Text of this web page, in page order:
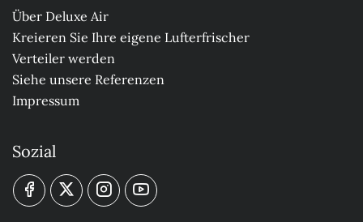
Über Deluxe Air
Kreieren Sie Ihre eigene Lufterfrischer
Verteiler werden
Siehe unsere Referenzen
Impressum
Sozial